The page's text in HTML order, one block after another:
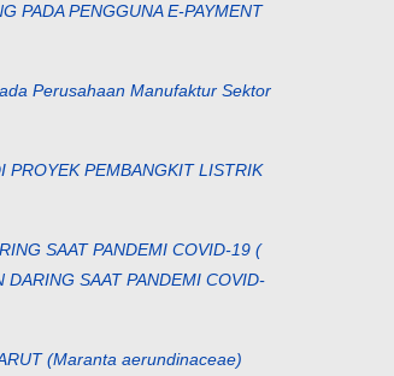
PADA PENGGUNA E-PAYMENT
Perusahaan Manufaktur Sektor
PROYEK PEMBANGKIT LISTRIK
SAAT PANDEMI COVID-19 (
DARING SAAT PANDEMI COVID-
(Maranta aerundinaceae)